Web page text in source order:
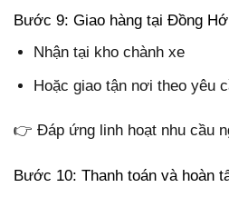
Bước 9: Giao hàng tại Đồng
Nhận tại kho chành xe
Hoặc giao tận nơi theo yêu
👉 Đáp ứng linh hoạt nhu cầu
Bước 10: Thanh toán và hoàn